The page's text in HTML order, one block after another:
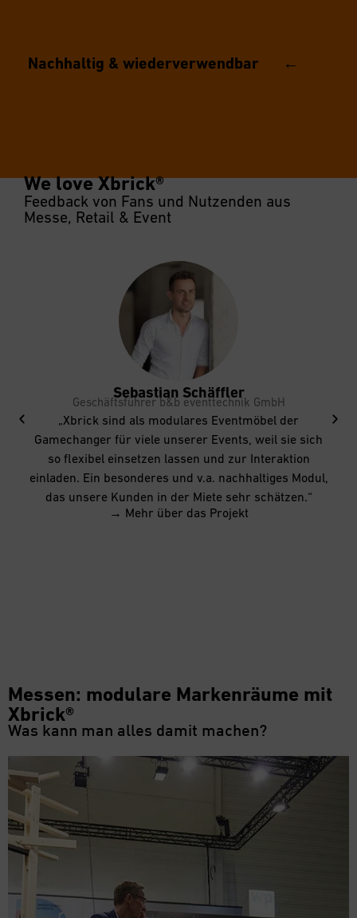
macht alles mit: vom sonnigen Street-Festival bis zur
Messehalle. So bleibt alles flexibel.
Nachhaltig & wiederverwendbar ←
We love Xbrick®
Feedback von Fans und Nutzenden aus
Messe, Retail & Event
Sebastian Schäffler
Geschäftsführerb&b eventtechnik GmbH
„Xbrick sind als modulares Eventmöbel der
Gamechanger für viele unserer Events, weil sie sich
so flexibel einsetzen lassen und zur Interaktion
einladen. Ein besonderes und v.a. nachhaltiges Modul,
das unsere Kunden in der Miete sehr schätzen.“
→ Mehr über das Projekt
Messen: modulare Markenräume mit
Xbrick®
Was kann man alles damit machen?